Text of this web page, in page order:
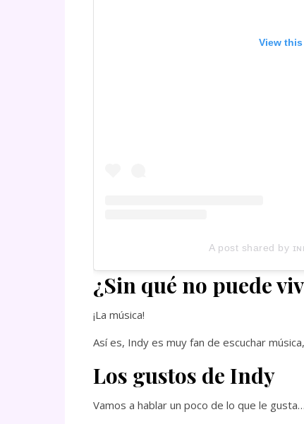
View
A post shared by
¿Sin qué no puede
¡La música!
Así es, Indy es muy fan de escuchar
Los gustos de Indy
Vamos a hablar un poco de lo que le gusta…